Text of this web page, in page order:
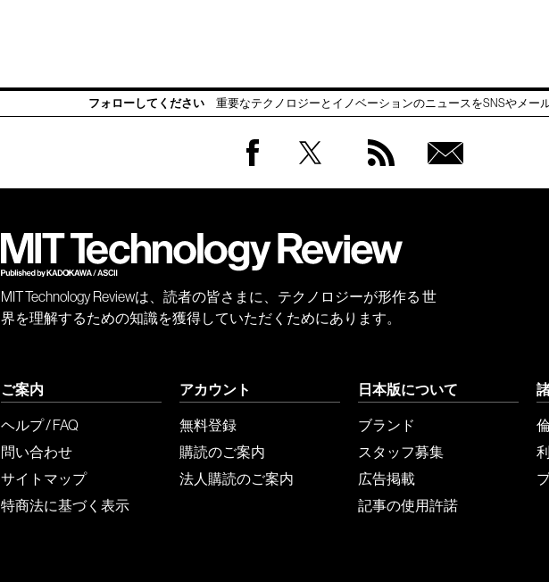
フォローしてください 重要なテクノロジーとイノベーションのニュースをSNSやメー
会員
MIT Technology Reviewは、読者の皆さまに、テクノロジーが形作る 世
界を理解するための知識を獲得していただくためにあります。
ご案内
ヘルプ / FAQ
問い合わせ
サイトマップ
特商法に基づく表示
アカウント
無料登録
購読のご案内
法人購読のご案内
日本版について
ブランド
スタッフ募集
広告掲載
記事の使用許諾